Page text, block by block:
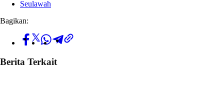
Seulawah
Bagikan:
Berita Terkait